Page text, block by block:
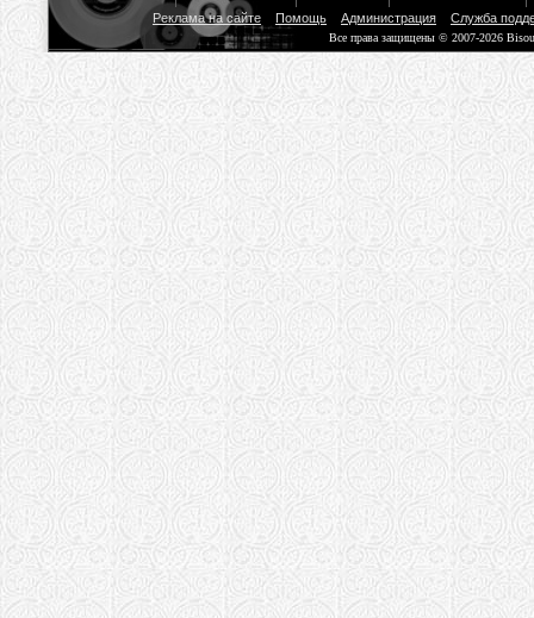
Реклама на сайте
Помощь Администрация Служба
Все права защищены © 2007-2026